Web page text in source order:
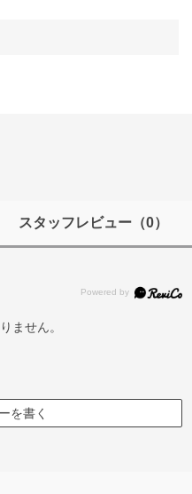
スタッフレビュー（0）
ません。
を書く